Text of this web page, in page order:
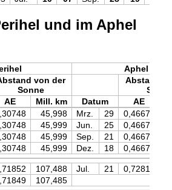
und im Aphel
Aphel
von der
Sonne
Abstand
AE Mill. km Datum AE
45,998 Mrz. 29 0,46672
45,999 Jun. 25 0,46672
45,999 Sep. 21 0,46671
45,999 Dez. 18 0,46672
107,488 Jul. 21 0,72816
107,485